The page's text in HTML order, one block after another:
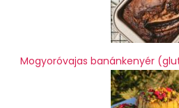
Mogyoróvajas banánkenyér